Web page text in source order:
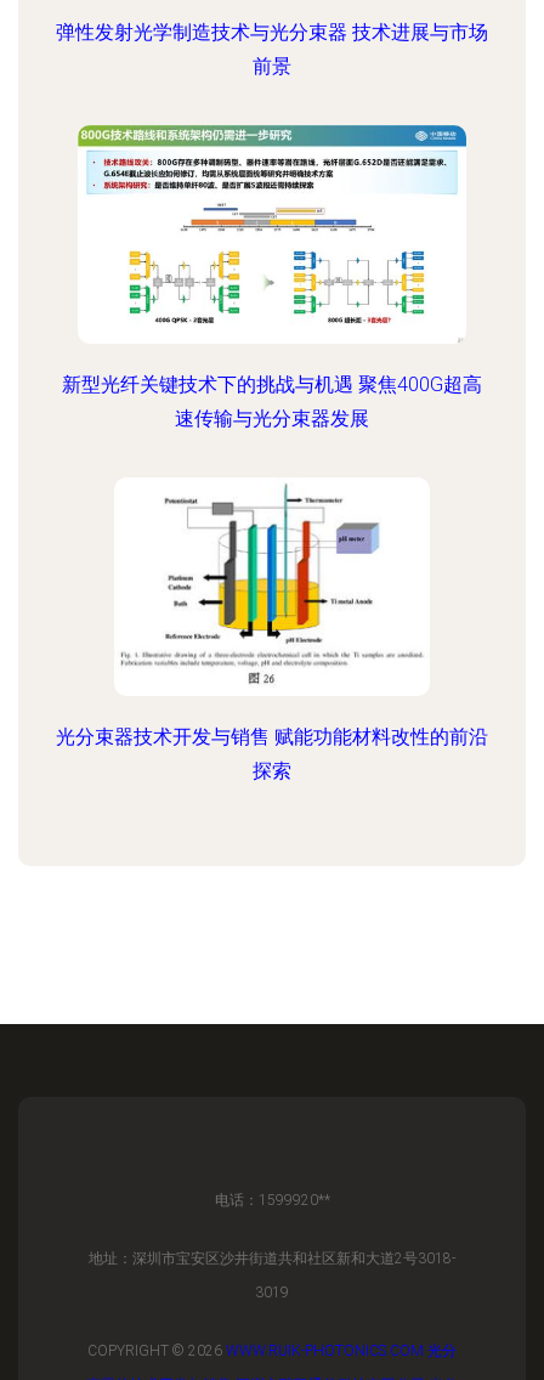
弹性发射光学制造技术与光分束器 技术进展与市场
前景
新型光纤关键技术下的挑战与机遇 聚焦400G超高
速传输与光分束器发展
光分束器技术开发与销售 赋能功能材料改性的前沿
探索
电话：1599920**
地址：深圳市宝安区沙井街道共和社区新和大道2号3018-
3019
COPYRIGHT © 2026 WWW.RUIK-PHOTONICS.COM 光分